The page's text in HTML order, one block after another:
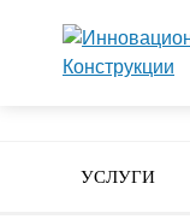
УСЛУГИ